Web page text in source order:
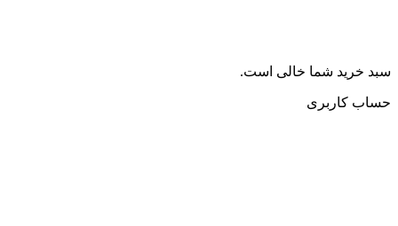
سبد خرید شما خالی است.
حساب کاربری